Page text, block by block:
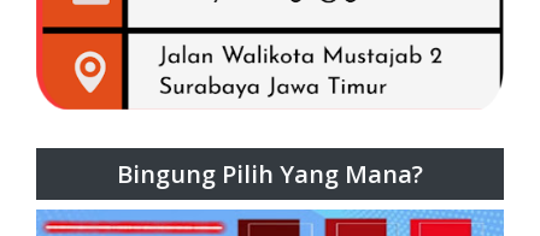
Bingung Pilih Yang Mana?